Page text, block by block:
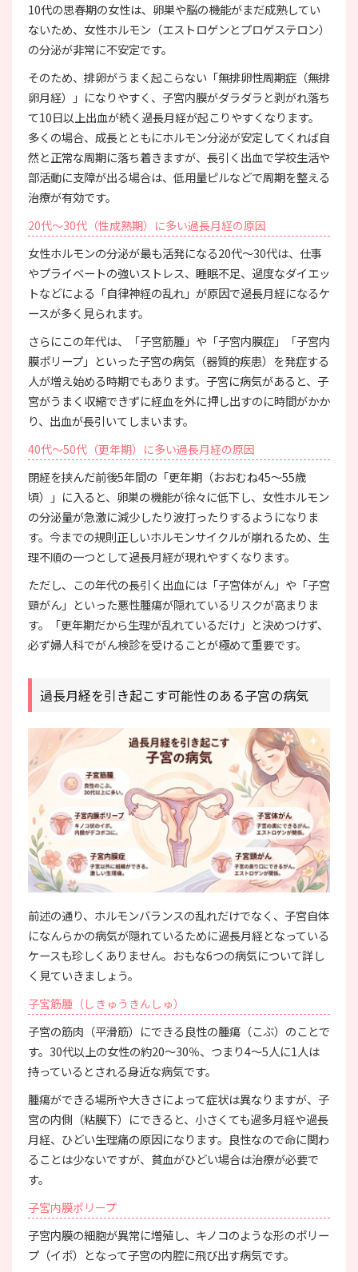
10代の思春期の女性は、卵巣や脳の機能がまだ成熟してい
ないため、女性ホルモン（エストロゲンとプロゲステロン）
の分泌が非常に不安定です。
そのため、排卵がうまく起こらない「無排卵性周期症（無排
卵月経）」になりやすく、子宮内膜がダラダラと剥がれ落ち
て10日以上出血が続く過長月経が起こりやすくなります。
多くの場合、成長とともにホルモン分泌が安定してくれば自
然と正常な周期に落ち着きますが、長引く出血で学校生活や
部活動に支障が出る場合は、低用量ピルなどで周期を整える
治療が有効です。
20代〜30代（性成熟期）に多い過長月経の原因
女性ホルモンの分泌が最も活発になる20代〜30代は、仕事
やプライベートの強いストレス、睡眠不足、過度なダイエッ
トなどによる「自律神経の乱れ」が原因で過長月経になるケ
ースが多く見られます。
さらにこの年代は、「子宮筋腫」や「子宮内膜症」「子宮内
膜ポリープ」といった子宮の病気（器質的疾患）を発症する
人が増え始める時期でもあります。子宮に病気があると、子
宮がうまく収縮できずに経血を外に押し出すのに時間がかか
り、出血が長引いてしまいます。
40代〜50代（更年期）に多い過長月経の原因
閉経を挟んだ前後5年間の「更年期（おおむね45〜55歳
頃）」に入ると、卵巣の機能が徐々に低下し、女性ホルモン
の分泌量が急激に減少したり波打ったりするようになりま
す。今までの規則正しいホルモンサイクルが崩れるため、生
理不順の一つとして過長月経が現れやすくなります。
ただし、この年代の長引く出血には「子宮体がん」や「子宮
頸がん」といった悪性腫瘍が隠れているリスクが高まりま
す。「更年期だから生理が乱れているだけ」と決めつけず、
必ず婦人科でがん検診を受けることが極めて重要です。
過長月経を引き起こす可能性のある子宮の病気
前述の通り、ホルモンバランスの乱れだけでなく、子宮自体
になんらかの病気が隠れているために過長月経となっている
ケースも珍しくありません。おもな6つの病気について詳し
く見ていきましょう。
子宮筋腫（しきゅうきんしゅ）
子宮の筋肉（平滑筋）にできる良性の腫瘍（こぶ）のことで
す。30代以上の女性の約20〜30％、つまり4〜5人に1人は
持っているとされる身近な病気です。
腫瘍ができる場所や大きさによって症状は異なりますが、子
宮の内側（粘膜下）にできると、小さくても過多月経や過長
月経、ひどい生理痛の原因になります。良性なので命に関わ
ることは少ないですが、貧血がひどい場合は治療が必要で
す。
子宮内膜ポリープ
子宮内膜の細胞が異常に増殖し、キノコのような形のポリー
プ（イボ）となって子宮の内腔に飛び出す病気です。